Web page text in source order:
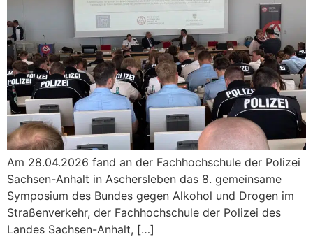
Am 28.04.2026 fand an der Fachhochschule der Polizei
Sachsen-Anhalt in Aschersleben das 8. gemeinsame
Symposium des Bundes gegen Alkohol und Drogen im
Straßenverkehr, der Fachhochschule der Polizei des
Landes Sachsen-Anhalt, […]